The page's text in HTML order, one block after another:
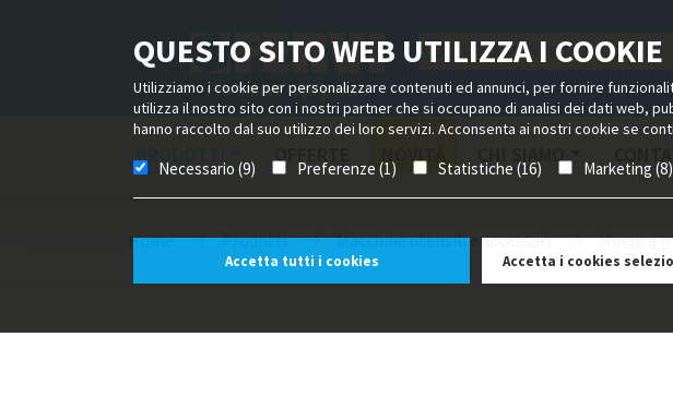
QUESTO SITO WEB UTILIZZA I COOKIE
Utilizziamo i cookie per personalizzare contenuti ed annunci, per fornire
utilizza il nostro sito con i nostri partner che si occupano di analisi dei dati web,
hanno raccolto dal suo utilizzo dei loro servizi. Acconsenta ai nostri cookie se
Necessario (9) Preferenze (1) Statistiche (16) Marketing (8)
Accetta tutti i cookies Accetta i cookies
PRODOTTI OFFERTE NOVITÀ CHI SIAMO
Home Prodotti Macchine utensili e accessori Morse a